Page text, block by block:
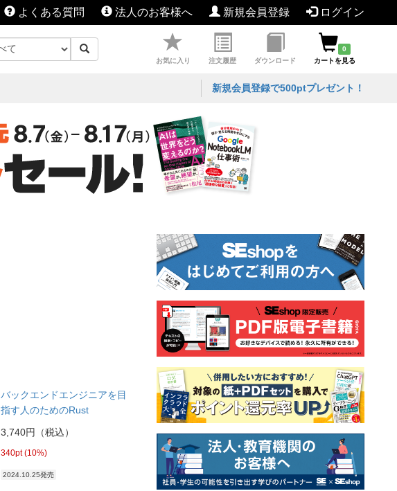
よくある質問 法人のお客様へ 新規会員登録 ログイン
お気に入り 注文履歴 ダウンロード
0
カートを見る
新規会員登録で500ptプレゼント！
バックエンドエンジニアを目
指す人のためのRust
3,740円（税込）
340pt (10%)
2024.10.25発売